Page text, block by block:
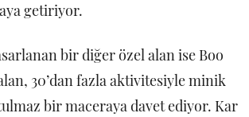
getiriyor.
bir diğer özel alan ise Boo
30’dan fazla aktivitesiyle minik
bir maceraya davet ediyor. Kar